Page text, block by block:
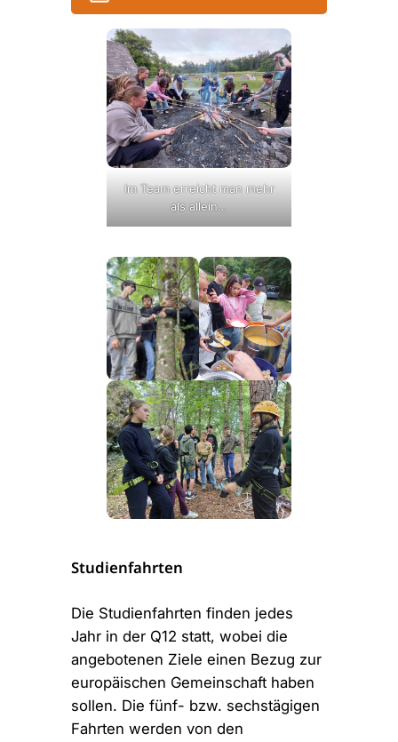
Im Team erreicht man mehr
als allein…
Studienfahrten
Die Studienfahrten finden jedes
Jahr in der Q12 statt, wobei die
angebotenen Ziele einen Bezug zur
europäischen Gemeinschaft haben
sollen. Die fünf- bzw. sechstägigen
Fahrten werden von den